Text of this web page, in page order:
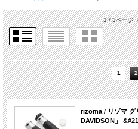
1 / 3ページ
1 2
rizoma / リゾマ グ
DAVIDSON」